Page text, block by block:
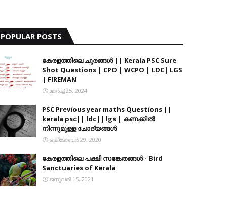
POPULAR POSTS
കേരളത്തിലെ ചുരങ്ങൾ || Kerala PSC Sure
Shot Questions | CPO | WCPO | LDC| LGS
| FIREMAN
മാർച്ച് 25, 2024
PSC Previous year maths Questions ||
kerala psc|| ldc|| lgs | കണക്കിൽ
നിന്നുമുള്ള ചോദ്യങ്ങൾ
ഒക്‌ടോബർ 29, 2020
കേരളത്തിലെ പക്ഷി സങ്കേതങ്ങൾ - Bird
Sanctuaries of Kerala
ജനുവരി 15, 2021